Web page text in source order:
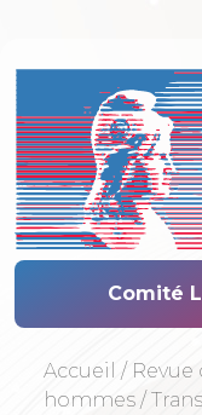
Comité
Accueil / Revue
hommes /